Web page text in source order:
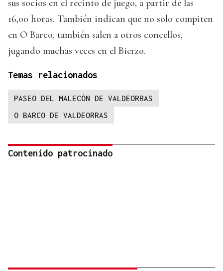
sus socios en el recinto de juego, a partir de las
16,00 horas. También indican que no solo compiten
en O Barco, también salen a otros concellos,
jugando muchas veces en el Bierzo.
Temas relacionados
PASEO DEL MALECÓN DE VALDEORRAS
O BARCO DE VALDEORRAS
Contenido patrocinado